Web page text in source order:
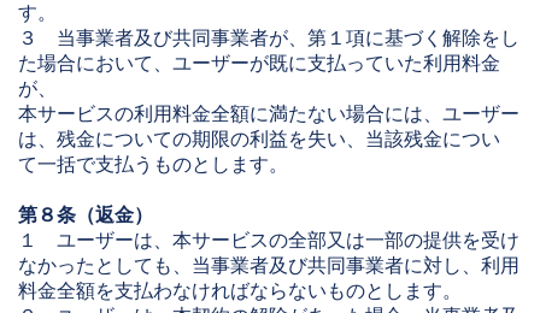
す。
３ 当事業者及び共同事業者が、第１項に基づく解除をし
た場合において、ユーザーが既に支払っていた利用料金
が、
本サービスの利用料金全額に満たない場合には、ユーザー
は、残金についての期限の利益を失い、当該残金につい
て一括で支払うものとします。
第８条（返金）
１ ユーザーは、本サービスの全部又は一部の提供を受け
なかったとしても、当事業者及び共同事業者に対し、利用
料金全額を支払わなければならないものとします。